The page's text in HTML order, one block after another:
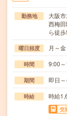
勤務地
大阪
西梅
ら徒
曜日頻度 月～金
時間 9:00
期間 即日
時給 時給
交